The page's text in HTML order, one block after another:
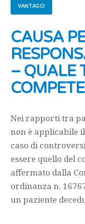
VANTAGGI
CAUSA
– QUALE
Nei rapporti tra
non è applicabile
caso di
essere quello del
affermato dalla
ordinanza n.
un paziente